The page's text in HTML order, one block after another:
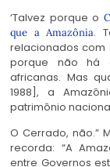
‘Talvez porque o
que a Amazônia.
relacionados com
porque não há
africanas. Mas
1988], a
patrimônio
O Cerrado, não.”
recorda: “A
entre Governos